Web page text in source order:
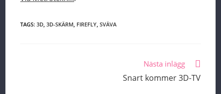
TAGS:3D, 3D-SKÄRM, FIREFLY, SVÄVA
Nästa inlägg
Snart kommer 3D-TV